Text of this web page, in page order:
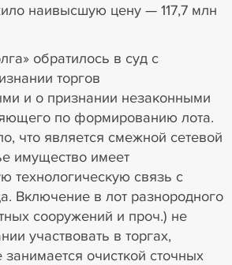
наивысшую цену — 117,7 млн
обратилось в суд с
торгов
и о признании незаконными
по формированию лота.
что является смежной сетевой
имущество имеет
технологическую связь с
Включение в лот разнородного
сооружений и проч.) не
участвовать в торгах,
занимается очисткой сточных